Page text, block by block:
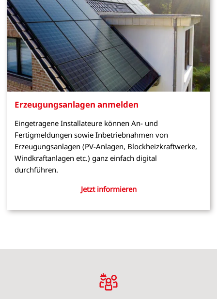
Erzeugungsanlagen anmelden
Eingetragene Installateure können An- und
Fertigmeldungen sowie Inbetriebnahmen von
Erzeugungsanlagen (PV-Anlagen, Blockheizkraftwerke,
Windkraftanlagen etc.) ganz einfach digital
durchführen.
Jetzt informieren